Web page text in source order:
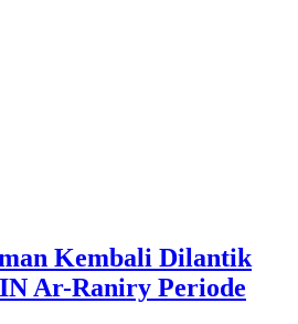
Kembali Dilantik
Ar-Raniry Periode